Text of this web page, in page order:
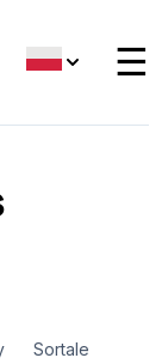
☰
Sortale